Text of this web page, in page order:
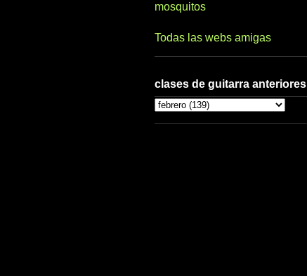
mosquitos
Todas las webs amigas
clases de guitarra anteriores